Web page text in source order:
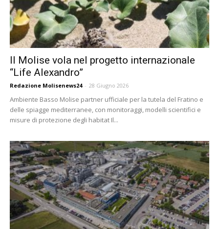
Il Molise vola nel progetto internazionale
“Life Alexandro”
Redazione Molisenews24 - 28 Giugno 2026
Ambiente Basso Molise partner ufficiale per la tutela del Fratino e
delle spiagge mediterranee, con monitoraggi, modelli scientifici e
misure di protezione degli habitat Il...